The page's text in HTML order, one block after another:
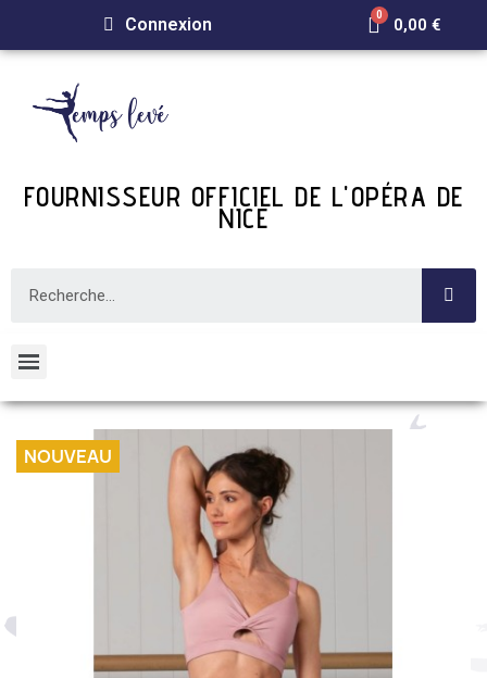
Connexion 0,00 €
FOURNISSEUR OFFICIEL DE L'OPÉRA DE
NICE
NOUVEAU